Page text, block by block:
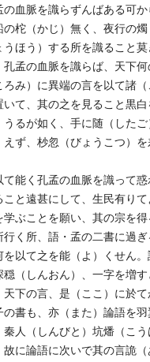
血脈を識らずんばある可
柁（かじ）無く、夜行の
うほう）する所を識ること
孟の血脈を識らば、天下
ろみ）に異端の言を以て諸
いて、其の之を見ること黒
うるが如く、手に随（した
えず、杪忽（びょうこつ）
能く孔孟の血脈を識って
と遠甚にして、生民有り
ぶことを願い、其の宗を
行く所、語・孟の二書に過
を以て之を能（よ）くせん
穏（しんおん）、一字を増
天下の言、是（ここ）に於
書も、亦（また）論語を
人（しんびと）坑燔（こ
故に論語に次いで其の言詭